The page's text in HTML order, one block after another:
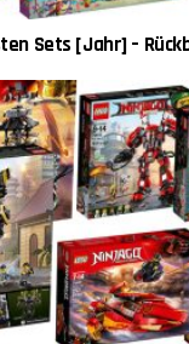
Sets [Jahr] –